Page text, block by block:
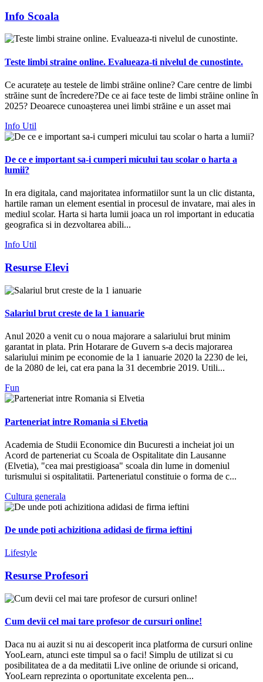
Info Scoala
Teste limbi straine online. Evalueaza-ti nivelul de cunostinte.
Ce acuratețe au testele de limbi străine online? Care centre de limbi
străine sunt de încredere?De ce ai face teste de limbi străine online în
2025? Deoarece cunoașterea unei limbi străine e un asset mai
Info Util
De ce e important sa-i cumperi micului tau scolar o harta a
lumii?
In era digitala, cand majoritatea informatiilor sunt la un clic distanta,
hartile raman un element esential in procesul de invatare, mai ales in
mediul scolar. Harta si harta lumii joaca un rol important in educatia
geografica si in dezvoltarea abili...
Info Util
Resurse Elevi
Salariul brut creste de la 1 ianuarie
Anul 2020 a venit cu o noua majorare a salariului brut minim
garantat in plata. Prin Hotarare de Guvern s-a decis majorarea
salariului minim pe economie de la 1 ianuarie 2020 la 2230 de lei,
de la 2080 de lei, cat era pana la 31 decembrie 2019. Utili...
Fun
Parteneriat intre Romania si Elvetia
Academia de Studii Economice din Bucuresti a incheiat joi un
Acord de parteneriat cu Scoala de Ospitalitate din Lausanne
(Elvetia), "cea mai prestigioasa" scoala din lume in domeniul
turismului si ospitalitatii. Parteneriatul constituie o forma de c...
Cultura generala
De unde poti achizitiona adidasi de firma ieftini
Lifestyle
Resurse Profesori
Cum devii cel mai tare profesor de cursuri online!
Daca nu ai auzit si nu ai descoperit inca platforma de cursuri online
YooLearn, atunci este timpul sa o faci! Simplu de utilizat si cu
posibilitatea de a da meditatii Live online de oriunde si oricand,
YooLearn reprezinta o oportunitate excelenta pen...